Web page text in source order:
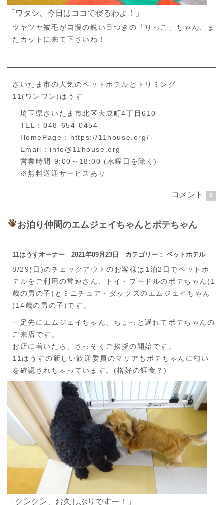
「ワタシ、今日はココで寝るわよ！」
ツヤツヤ被毛が自慢の鋭い目つきの「りっこ」ちゃん、ま
たカットに来て下さいね！
さいたま市の人気のペットホテルとトリミング
11(ワンワン)はうす
埼玉県さいたま市北区大成町4丁目610
TEL : 048-654-0454
HomePage : https://11house.org/
Email : info@11house.org
営業時間 9:00～18:00 (水曜日を除く)
※無料送迎サービスあり
コメント 0
お泊り仲間のエムジェイちゃんとポテちゃん
11はうすオーナー 2021年09月23日 カテゴリー： ペットホテル
8/29(日)のチェックアウトのお客様は1泊2日でペットホ
テルをご利用の常連さん、トイ・プードルのポテちゃん(1
歳の男の子)とミニチュア・ダックスのエムジェイちゃん
(14歳の男の子)です。
一足先にエムジェイちゃん、ちょっと遅れてポテちゃんの
ご来店です。
お店に着いたら、さっそくご挨拶の開始です。
11はうすの新しい歓迎委員のマリアもポテちゃんに匂い
を確認されちゃっています。(格好の餌食？)
「クンクン、お久しぶりですー！」